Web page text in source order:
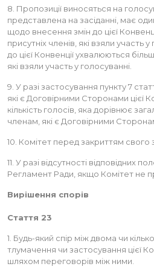
8. Пропозиції виносяться на
представлена на засіданні, має
щодо внесення змін до цієї
присутніх членів, які взяли участь
до цієї Конвенції ухвалюються
які взяли участь у голосуванні.
9. У разі застосування пункту 7
які є Договірними Сторонами цієї
кількість голосів, яка дорівнює
членам, які є Договірними
10. Комітет перед закриттям свого
11. У разі відсутності відповідних
Регламент Ради, якщо Комітет не
Вирішення спорів
Стаття 23
1. Будь-який спір між двома чи
тлумачення чи застосування цієї
шляхом переговорів між ними.